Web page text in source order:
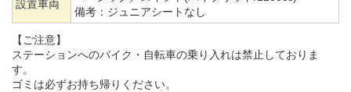
設置車両
備考： ジュニアシートなし
【ご注意】
ステーションへのバイク・自転車の乗り入れは禁止しておりま
す。
ゴミは必ずお持ち帰りください。